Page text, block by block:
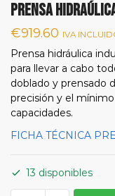
PRENSA
€919.60 IVA
Prensa hidráulica
para llevar a cabo
doblado y prensado
precisión y el
capacidades.
FICHA TÉCNICA
13 disponibles